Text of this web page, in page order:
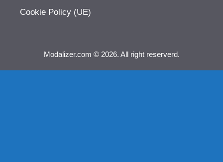
Cookie Policy (UE)
Modalizer.com © 2026. All right reserverd.